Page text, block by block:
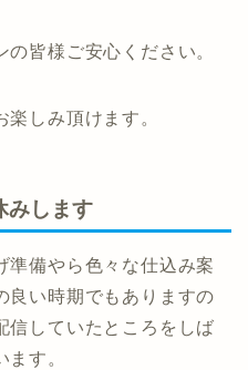
皆様ご安心ください。
しみ頂けます。
みします
準備やら色々な仕込み案
良い時期でもありますの
信していたところをしば
す。